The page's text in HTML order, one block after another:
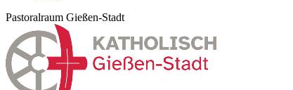
Pastoralraum Gießen-Stadt